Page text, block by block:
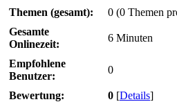
Themen (gesamt):
0 (0 Themen
Gesamte
Onlinezeit:
6 Minuten
Empfohlene
Benutzer:
0
Bewertung: 0 [Details]